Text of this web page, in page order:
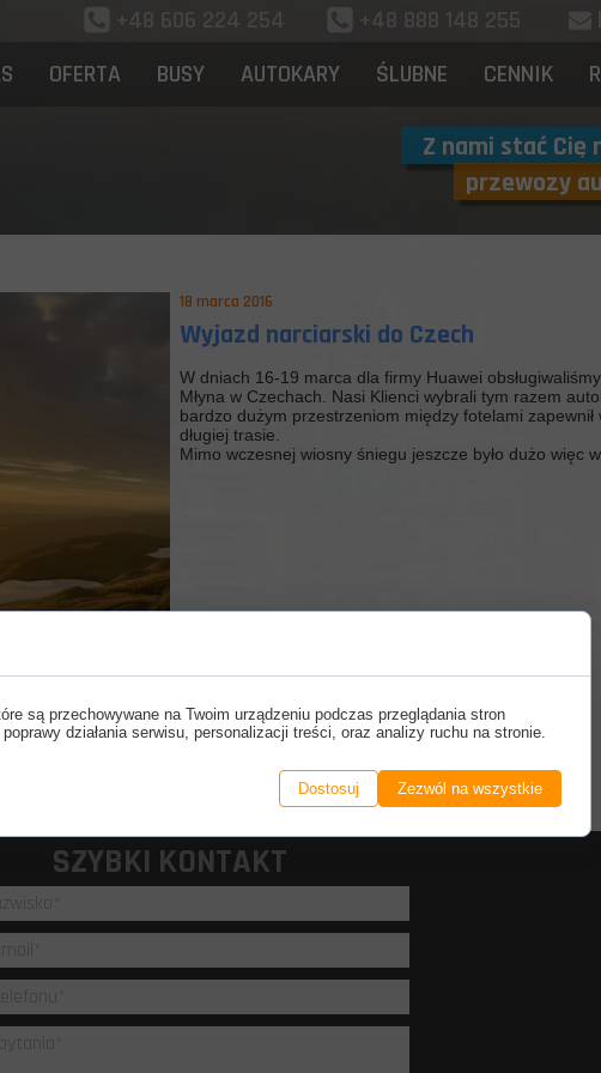
SZYBKI KONTAKT tel. +48
tel. +48
pon-sob
przewozy
Z nami stać
+48 888 148 255
OFERTA BUSY AUTOKARY ŚLUBNE CENNIK
18 marca 2016
W dniach 16-19 marca dla firmy Huawei
Młyna w Czechach. Nasi Klienci wybrali tym razem
bardzo dużym przestrzeniom między fotelami
długiej trasie.
Mimo wczesnej wiosny śniegu jeszcze było dużo więc
Wyjazd narciarski do Czech
są przechowywane na Twoim urządzeniu podczas przeglądania stron
działania serwisu, personalizacji treści, oraz analizy ruchu na stronie.
Dostosuj Zezwól na wszystkie